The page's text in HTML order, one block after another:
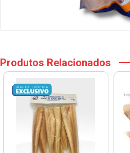
Produtos Relacionados